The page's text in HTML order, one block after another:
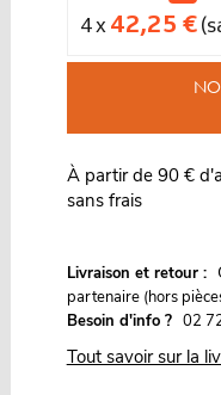
4 x 42,25 €
À partir de 90 €
sans frais
Livraison et retour :
partenaire (hors
Besoin d'info ? 02
Tout savoir sur la